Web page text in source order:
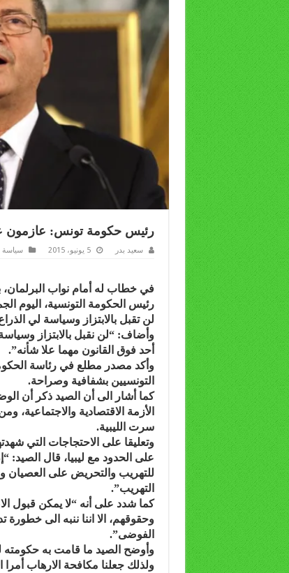
رئيس حكومة تونس: عازمون
سعيد بدر 5 يونيو، 2015 سياسة
رئيس الحكومة التونسية، اليوم
لن تقبل بالابتزاز وسياسة لي
وأضاف: “لن نقبل بالابتزاز
أحد فوق القانون مهما علا شأنه”.
وأكد مصدر مطلع في رئاسة
التونسيين بشفافية وصراحة.
كما أشار الى أن الصيد ذكر أن
الأزمة الاقتصادية
سرت الليبية.
وتعليقا على الاحتجاجات التي
على الحدود مع ليبيا، قال الصيد:
للتهريب والتحريض على العصيان
التهريب”.
كما شدد على أنه “لا يمكن قبول
وحقوقهم، الا اننا ننبه الى
الفوضى”.
وأوضح الصيد ما قامت به حكومته
ولذلك جعلنا مكافحة الارهاب